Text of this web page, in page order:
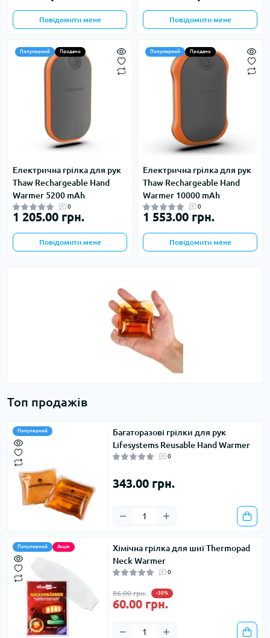
Повідомити мене Повідомити мене
Популярний Продано
Електрична грілка для рук
Thaw Rechargeable Hand
Warmer 5200 mAh
0
1 205.00 грн.
Повідомити мене
Популярний Продано
Електрична грілка для рук
Thaw Rechargeable Hand
Warmer 10000 mAh
0
1 553.00 грн.
Повідомити мене
Топ продажів
Популярний
Багаторазові грілки для рук
Lifesystems Reusable Hand Warmer
0
343.00 грн.
Популярний Акція
Хімічна грілка для шиї Thermopad
Neck Warmer
0
86.00 грн. -30%
60.00 грн.